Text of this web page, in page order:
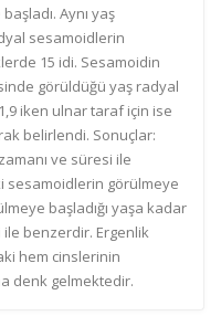
Aynı yaş
sesamoidlerin
15 idi. Sesamoidin
görüldüğü yaş radyal
iken ulnar taraf için ise
belirlendi. Sonuçlar:
ve süresi ile
sesamoidlerin görülmeye
başladığı yaşa kadar
benzerdir. Ergenlik
hem cinslerinin
denk gelmektedir.